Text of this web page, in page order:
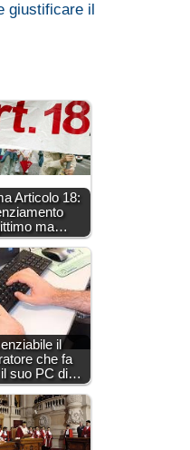
giustificare il
Articolo 18:
ma…
il
che fa
suo PC di…